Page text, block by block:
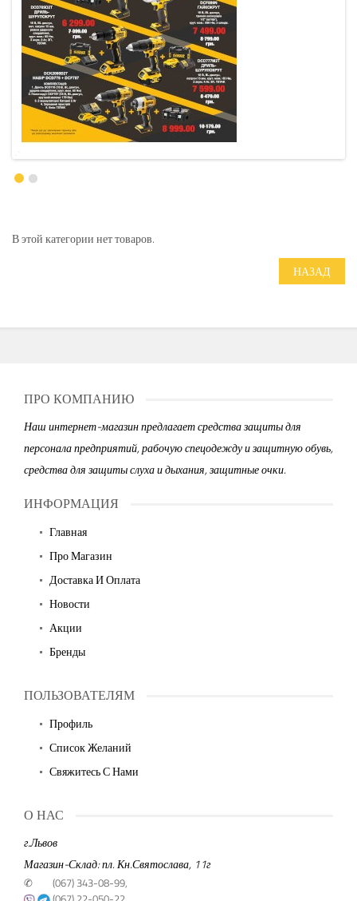
В этой категории нет товаров.
НАЗАД
ПРО КОМПАНИЮ
Наш интернет-магазин предлагает средства защиты для
персонала предприятий, рабочую спецодежду и защитную обувь,
средства для защиты слуха и дыхания, защитные очки.
ИНФОРМАЦИЯ
Главная
Про Магазин
Доставка И Оплата
Новости
Акции
Бренды
ПОЛЬЗОВАТЕЛЯМ
Профиль
Список Желаний
Свяжитесь С Нами
О НАС
г.Львов
Магазин-Склад: пл. Кн.Святослава, 11г
✆
(067) 343-08-99,